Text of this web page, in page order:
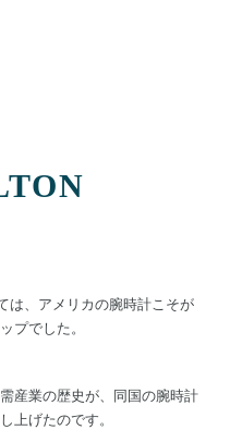
は、アメリカの腕時計こそが
プでした。
産業の歴史が、同国の腕時計
上げたのです。